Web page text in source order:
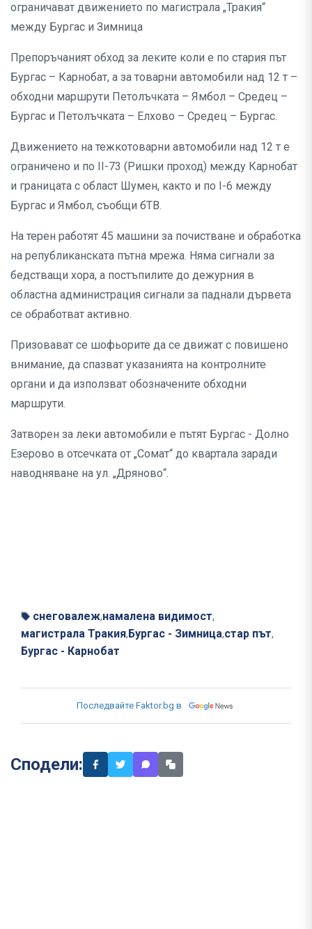
ограничават движението по магистрала „Тракия“
между Бургас и Зимница
Препоръчаният обход за леките коли е по стария път
Бургас – Карнобат, а за товарни автомобили над 12 т –
обходни маршрути Петолъчката – Ямбол – Средец –
Бургас и Петолъчката – Елхово – Средец – Бургас.
Движението на тежкотоварни автомобили над 12 т е
ограничено и по II-73 (Ришки проход) между Карнобат
и границата с област Шумен, както и по I-6 между
Бургас и Ямбол, съобщи бТВ.
На терен работят 45 машини за почистване и обработка
на републиканската пътна мрежа. Няма сигнали за
бедстващи хора, а постъпилите до дежурния в
областна администрация сигнали за паднали дървета
се обработват активно.
Призовават се шофьорите да се движат с повишено
внимание, да спазват указанията на контролните
органи и да използват обозначените обходни
маршрути.
Затворен за леки автомобили е пътят Бургас - Долно
Езерово в отсечката от „Сомат“ до квартала заради
наводняване на ул. „Дряново“.
снеговалеж,намалена видимост,
магистрала Тракия, Бургас - Зимница,стар път,
Бургас - Карнобат
Последвайте Faktor.bg в
Сподели: